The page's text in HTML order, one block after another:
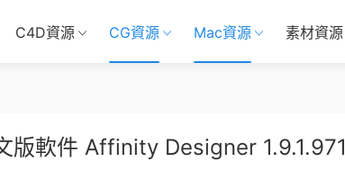
C4D資源 CG資源 Mac資源 素材資源
版軟件 Affinity Designer